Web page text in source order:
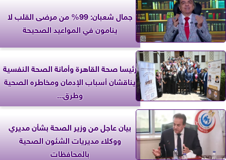
جمال شعبان: 99% من مرضى القلب لا
ينامون في المواعيد الصحيحة
رئيسا صحة القاهرة وأمانة الصحة النفسية
يناقشان أسباب الإدمان ومخاطره الصحية
وطرق...
بيان عاجل من وزير الصحة بشأن مديري
ووكلاء مديريات الشئون الصحية
بالمحافظات